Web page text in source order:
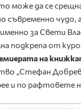
може да се
чудо,
за Свети
подкрепа от
на
„Стефан
и по рафтовете